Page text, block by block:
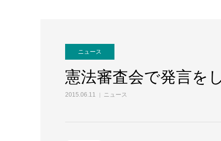
ニュース
憲法審査会で発言を
2015.06.11 ニュース